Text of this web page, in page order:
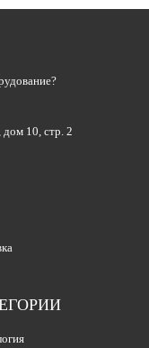
10, стр. 2